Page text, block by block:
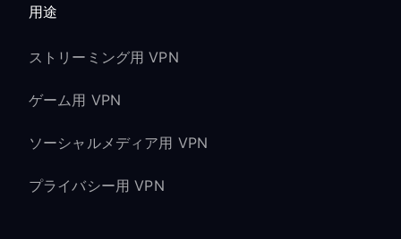
用途
ストリーミング用 VPN
ゲーム用 VPN
ソーシャルメディア用 VPN
プライバシー用 VPN